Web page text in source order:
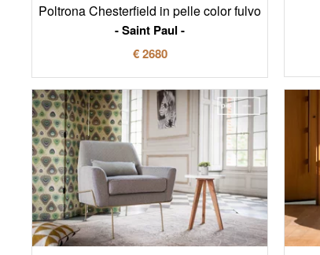
Poltrona Chesterfield in pelle color fulvo
Saint Paul
€ 2680